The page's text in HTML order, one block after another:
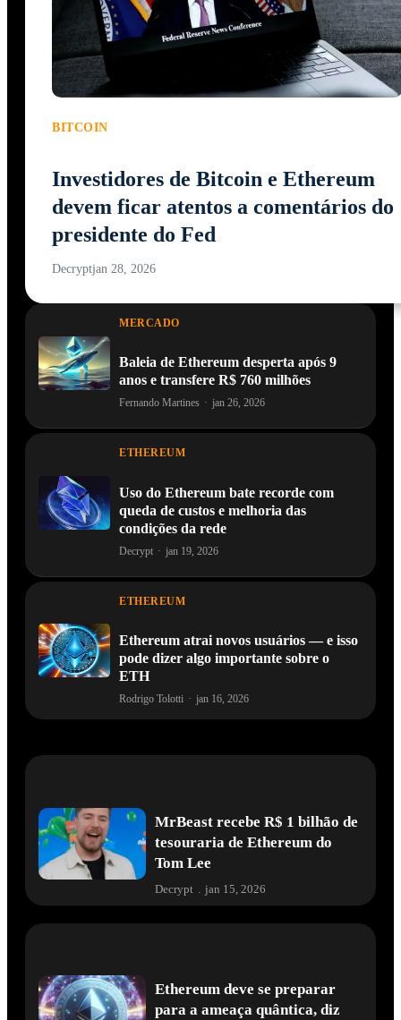
BITCOIN
Investidores de Bitcoin e Ethereum
devem ficar atentos a comentários do
presidente do Fed
Decryptjan 28, 2026
MERCADO
Baleia de Ethereum desperta após 9
anos e transfere R$ 760 milhões
Fernando Martines · jan 26, 2026
ETHEREUM
Uso do Ethereum bate recorde com
queda de custos e melhoria das
condições da rede
Decrypt · jan 19, 2026
ETHEREUM
Ethereum atrai novos usuários — e isso
pode dizer algo importante sobre o
ETH
Rodrigo Tolotti · jan 16, 2026
MrBeast recebe R$ 1 bilhão de
tesouraria de Ethereum do
Tom Lee
Decrypt jan 15, 2026
Ethereum deve se preparar
para a ameaça quântica, diz